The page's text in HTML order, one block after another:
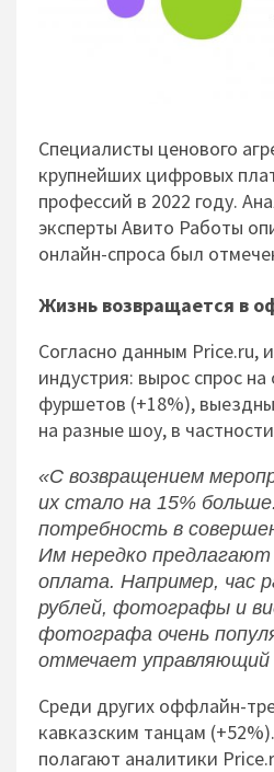
Специалисты ценового
крупнейших цифровых
профессий в 2022 году.
эксперты Авито Работы
онлайн-спроса был
Жизнь возвращается в
Cогласно данным Price.ru,
индустрия: вырос спрос
фуршетов (+18%),
на разные шоу, в
«С возвращением
их стало на 15%
потребность в
Им нередко предлагают
оплата. Например, час
рублей, фотографы и
фотографа очень
отмечает
Среди других оффлайн-
кавказским танцам
полагают аналитики